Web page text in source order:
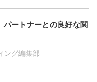
ートナーとの良好な関
ング編集部